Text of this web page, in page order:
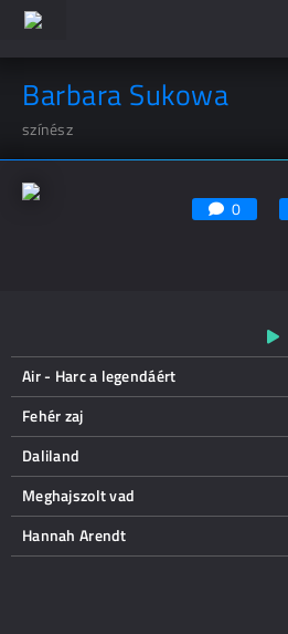
Barbara Sukowa
színész
0
Air - Harc a legendáért
Fehér zaj
Daliland
Meghajszolt vad
Hannah Arendt